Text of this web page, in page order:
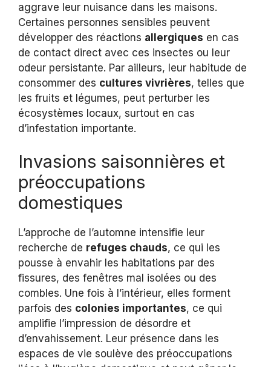
aggrave leur nuisance dans les maisons.
Certaines personnes sensibles peuvent
développer des réactions allergiques en cas
de contact direct avec ces insectes ou leur
odeur persistante. Par ailleurs, leur habitude de
consommer des cultures vivrières, telles que
les fruits et légumes, peut perturber les
écosystèmes locaux, surtout en cas
d’infestation importante.
Invasions saisonnières et
préoccupations
domestiques
L’approche de l’automne intensifie leur
recherche de refuges chauds, ce qui les
pousse à envahir les habitations par des
fissures, des fenêtres mal isolées ou des
combles. Une fois à l’intérieur, elles forment
parfois des colonies importantes, ce qui
amplifie l’impression de désordre et
d’envahissement. Leur présence dans les
espaces de vie soulève des préoccupations